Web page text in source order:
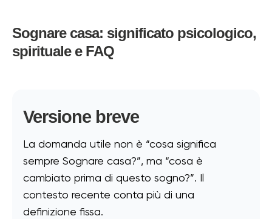
Sognare casa: significato psicologico,
spirituale e FAQ
Versione breve
La domanda utile non è “cosa significa
sempre Sognare casa?”, ma “cosa è
cambiato prima di questo sogno?”. Il
contesto recente conta più di una
definizione fissa.